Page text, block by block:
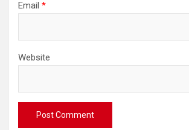
Email *
Website